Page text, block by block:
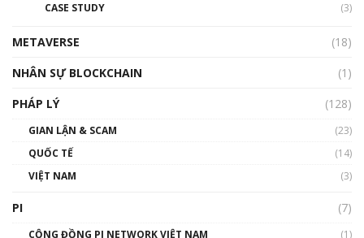
CASE STUDY
(3)
METAVERSE
(18)
NHÂN SỰ BLOCKCHAIN
(1)
PHÁP LÝ
(128)
GIAN LẬN & SCAM
(23)
QUỐC TẾ
(14)
VIỆT NAM
(3)
PI (7)
CỘNG ĐỒNG PI NETWORK VIỆT NAM
(1)